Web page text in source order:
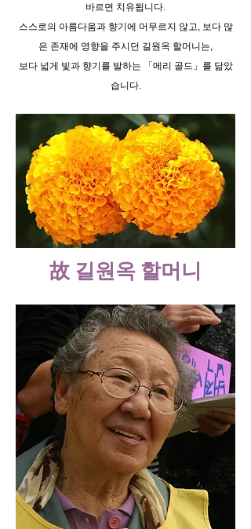
바르면 치유됩니다.
스스로의 아름다움과 향기에 머무르지 않고, 보다 많
은 존재에 영향을 주시던 길원옥 할머니는,
보다 넓게 빛과 향기를 발하는 「메리 골드」를 닮았
습니다.
故 길원옥 할머니